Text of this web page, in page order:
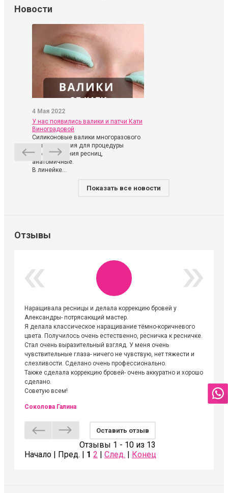
Новости
4 Мая 2022
У нас появились валики и патчи Кати
Виноградовой
Силиконовые валики многоразового
использования для процедуры
ламинирования ресниц,
анатомичные.
В линейке...
Показать все новости
Отзывы
Наращивала ресницы и делала коррекцию бровей у
Александры- потрясающий мастер.
Я делала классическое наращивание тёмно-коричневого
цвета. Получилось очень естественно, ресничка к ресничке.
Стал очень выразительный взгляд. У меня очень
чувствительные глаза- ничего не чувствую, нет тяжести и
слезливости. Сделано очень профессионально.
Также сделала коррекцию бровей- очень аккуратно и хорошо
сделано.
Советую всем!
Соколова Галина
Оставить отзыв
Отзывы 1 - 10 из 13
Начало | Пред. | 1 2 | След. | Конец